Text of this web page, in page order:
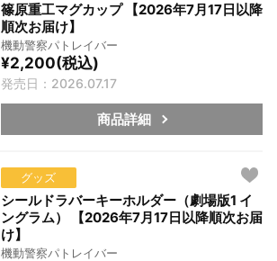
篠原重工マグカップ 【2026年7月17日以降
順次お届け】
機動警察パトレイバー
¥2,200(税込)
発売日：2026.07.17
商品詳細
グッズ
シールドラバーキーホルダー（劇場版1 イ
ングラム） 【2026年7月17日以降順次お届
け】
機動警察パトレイバー